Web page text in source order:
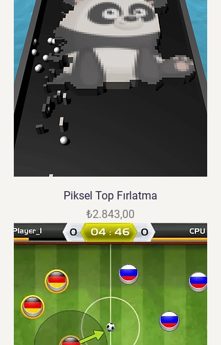
Piksel Top Fırlatma
Fiyat
₺2.843,00